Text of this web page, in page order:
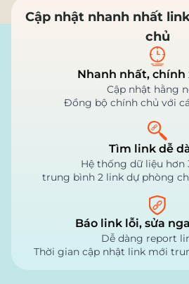
Cập nhật nhanh nhất
chủ
Nhanh nhất, chính
Cập nhật hằng
Đồng bộ chính chủ với
Tìm link dễ
Hệ thống dữ liệu hơn
trung bình 2 link dự phòng
Báo link lỗi, sửa
Dễ dàng report
Thời gian cập nhật link mới